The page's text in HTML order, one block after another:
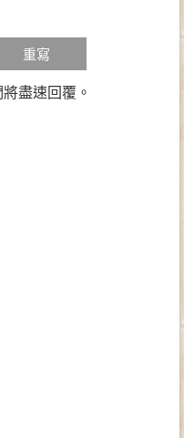
盡速回覆。